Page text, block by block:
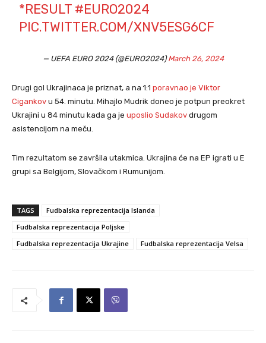
*RESULT #EURO2024
PIC.TWITTER.COM/XNV5ESG6CF
— UEFA EURO 2024 (@EURO2024)March 26, 2024
Drugi gol Ukrajinaca je priznat, a na 1:1 poravnao je Viktor
Cigankov u 54. minutu. Mihajlo Mudrik doneo je potpun preokret
Ukrajini u 84 minutu kada ga je uposlio Sudakov drugom
asistencijom na meču.
Tim rezultatom se završila utakmica. Ukrajina će na EP igrati u E
grupi sa Belgijom, Slovačkom i Rumunijom.
TAGS
Fudbalska reprezentacija Islanda
Fudbalska reprezentacija Poljske
Fudbalska reprezentacija Ukrajine
Fudbalska reprezentacija Velsa